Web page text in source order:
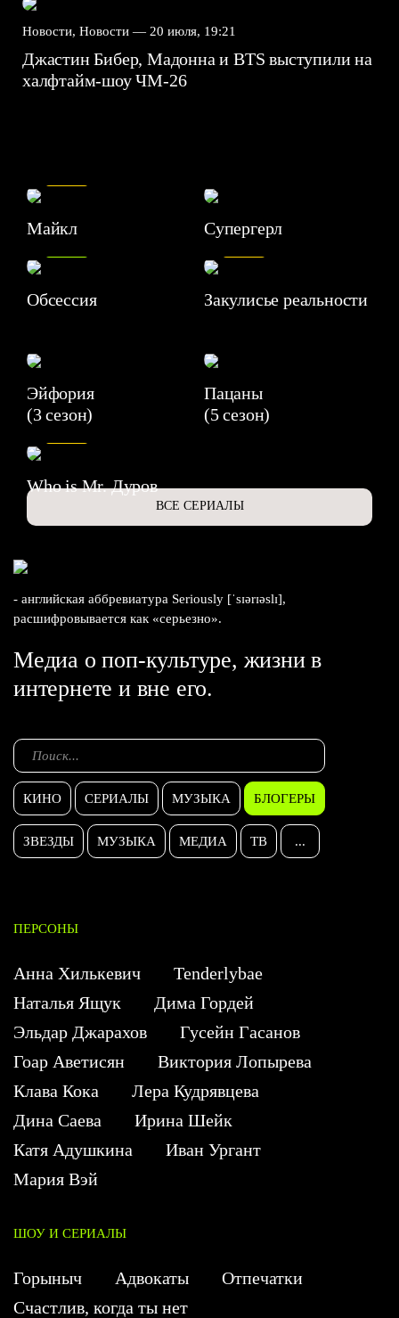
Новости, Новости — 20 июля, 19:21
Джастин Бибер, Мадонна и BTS выступили на
халфтайм-шоу ЧМ-26
Майкл Супергерл
Обсессия
7.1
Закулисье реальности
Эйфория
(3 сезон)
Пацаны
(5 сезон)
Who is Mr. Дуров
ВСЕ СЕРИАЛЫ
- английская аббревиатура Seriously [ˈsɪərɪəslɪ],
расшифровывается как «серьезно».
Медиа о поп-культуре, жизни в
интернете и вне его.
КИНО СЕРИАЛЫ МУЗЫКА БЛОГЕРЫ
ЗВЕЗДЫ МУЗЫКА МЕДИА ТВ ...
ПЕРСОНЫ
Анна Хилькевич
Tenderlybae
Наталья Ящук
Дима Гордей
Эльдар Джарахов
Гусейн Гасанов
Гоар Аветисян
Виктория Лопырева
Клава Кока
Лера Кудрявцева
Дина Саева
Ирина Шейк
Катя Адушкина
Иван Ургант
Мария Вэй
ШОУ И СЕРИАЛЫ
Горыныч Адвокаты
Отпечатки
Счастлив, когда ты нет